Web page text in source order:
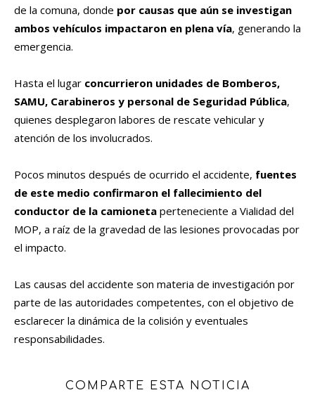
de la comuna, donde por causas que aún se investigan
ambos vehículos impactaron en plena vía, generando la
emergencia.
Hasta el lugar concurrieron unidades de Bomberos,
SAMU, Carabineros y personal de Seguridad Pública,
quienes desplegaron labores de rescate vehicular y
atención de los involucrados.
Pocos minutos después de ocurrido el accidente, fuentes
de este medio confirmaron el fallecimiento del
conductor de la camioneta perteneciente a Vialidad del
MOP, a raíz de la gravedad de las lesiones provocadas por
el impacto.
Las causas del accidente son materia de investigación por
parte de las autoridades competentes, con el objetivo de
esclarecer la dinámica de la colisión y eventuales
responsabilidades.
COMPARTE ESTA NOTICIA